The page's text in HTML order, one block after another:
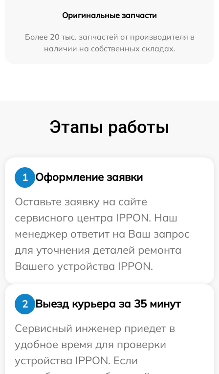
Оригинальные запчасти
Более 20 тыс. запчастей от производителя в
наличии на собственных складах.
Этапы работы
1
Оформление заявки
Оставьте заявку на сайте
сервисного центра IPPON. Наш
менеджер ответит на Ваш запрос
для уточнения деталей ремонта
Вашего устройства IPPON.
2
Выезд курьера за 35 минут
Сервисный инженер приедет в
удобное время для проверки
устройства IPPON. Если